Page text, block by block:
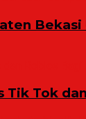
Tok